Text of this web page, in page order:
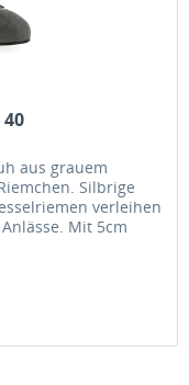
aus grauem
Silbrige
verleihen
Mit 5cm